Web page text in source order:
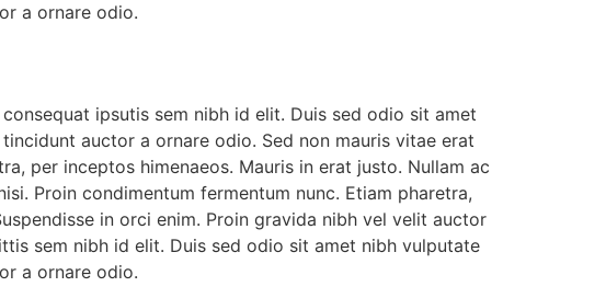
a ornare odio.
ipsutis sem nibh id elit. Duis sed odio sit amet
auctor a ornare odio. Sed non mauris vitae erat
per inceptos himenaeos. Mauris in erat justo. Nullam ac
Proin condimentum fermentum nunc. Etiam pharetra,
in orci enim. Proin gravida nibh vel velit auctor
sem nibh id elit. Duis sed odio sit amet nibh vulputate
a ornare odio.